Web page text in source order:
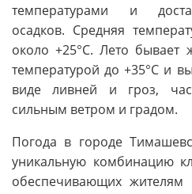
температурами и
осадков. Средняя
около +25°C. Лето
температурой до +35°C и
виде ливней и гроз,
сильным ветром и градом.
Погода в городе
уникальную комбинацию
обеспечивающих жителям